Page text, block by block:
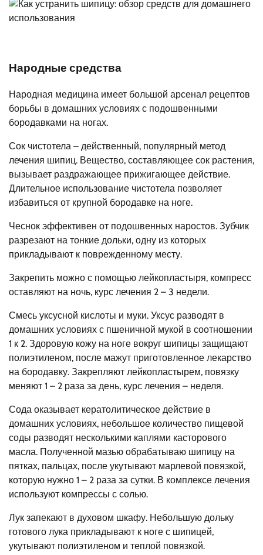
Народные средства
Народная медицина имеет большой арсенал рецептов
борьбы в домашних условиях с подошвенными
бородавками на ногах.
Сок чистотела – действенный, популярный метод
лечения шипиц. Вещество, составляющее сок растения,
вызывает раздражающее прижигающее действие.
Длительное использование чистотела позволяет
избавиться от крупной бородавке на ноге.
Чеснок эффективен от подошвенных наростов. Зубчик
разрезают на тонкие дольки, одну из которых
прикладывают к поврежденному месту.
Закрепить можно с помощью лейкопластыря, компресс
оставляют на ночь, курс лечения 2 – 3 недели.
Смесь уксусной кислоты и муки. Уксус разводят в
домашних условиях с пшеничной мукой в соотношении
1 к 2. Здоровую кожу на ноге вокруг шипицы защищают
полиэтиленом, после мажут приготовленное лекарство
на бородавку. Закрепляют лейкопластырем, повязку
меняют 1 – 2 раза за день, курс лечения – неделя.
Сода оказывает кератолитическое действие в
домашних условиях, небольшое количество пищевой
соды разводят несколькими каплями касторового
масла. Полученной мазью обрабатываю шипицу на
пятках, пальцах, после укутывают марлевой повязкой,
которую нужно 1 – 2 раза за сутки. В комплексе лечения
используют компрессы с солью.
Лук запекают в духовом шкафу. Небольшую дольку
готового лука прикладывают к ноге с шипицей,
укутывают полиэтиленом и теплой повязкой.